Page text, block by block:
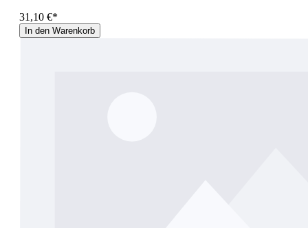
31,10 €*
In den Warenkorb